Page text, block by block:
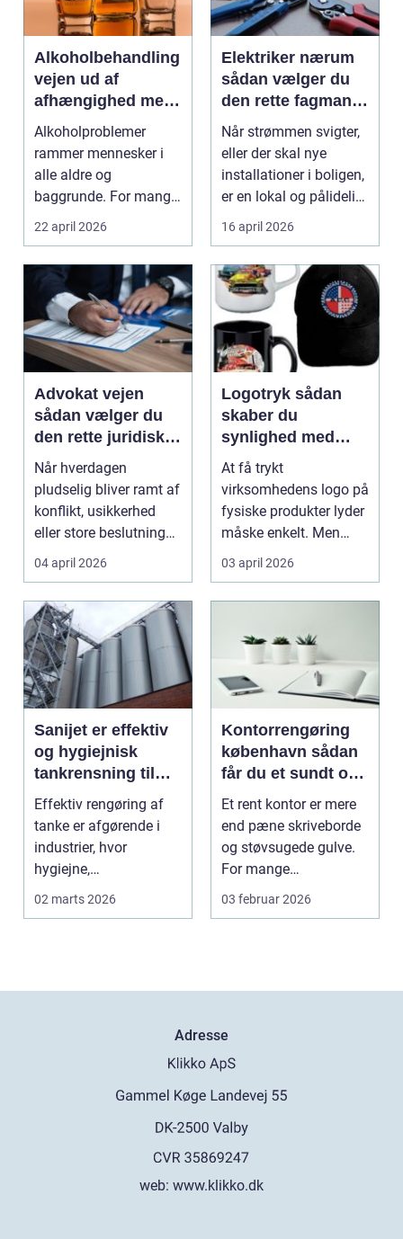
Alkoholbehandling
vejen ud af
afhængighed med
professionel støtte
Alkoholproblemer
rammer mennesker i
alle aldre og
baggrunde. For mange
starter det med
hyggedrik på ...
22 april 2026
Elektriker nærum
sådan vælger du
den rette fagmand
til dine el-opgaver
Når strømmen svigter,
eller der skal nye
installationer i boligen,
er en lokal og pålidelig
elektrik...
16 april 2026
Advokat vejen
sådan vælger du
den rette juridiske
hjælp lokalt
Når hverdagen
pludselig bliver ramt af
konflikt, usikkerhed
eller store beslutninger,
kan en lokal a...
04 april 2026
Logotryk sådan
skaber du
synlighed med
simple midler
At få trykt
virksomhedens logo på
fysiske produkter lyder
måske enkelt. Men
gjort rigtigt kan logotr...
03 april 2026
Sanijet er effektiv
og hygiejnisk
tankrensning til
krævende
industrier
Effektiv rengøring af
tanke er afgørende i
industrier, hvor
hygiejne,
driftssikkerhed ...
02 marts 2026
Kontorrengøring
københavn sådan
får du et sundt og
præsentabelt
arbejdsmiljø
Et rent kontor er mere
end pæne skriveborde
og støvsugede gulve.
For mange
virksomheder i
03 februar 2026
Adresse
web: www.klikko.dk